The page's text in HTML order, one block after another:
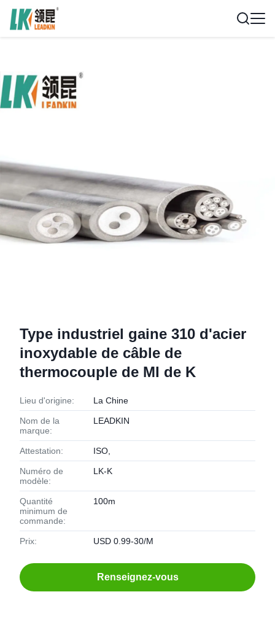
Type industriel gaine 310 d'acier
inoxydable de câble de
thermocouple de MI de K
Lieu d'origine: La Chine
Nom de la
marque:
LEADKIN
Attestation: ISO,
Numéro de
modèle:
LK-K
Quantité
minimum de
commande:
100m
Prix: USD 0.99-30/M
Renseignez-vous